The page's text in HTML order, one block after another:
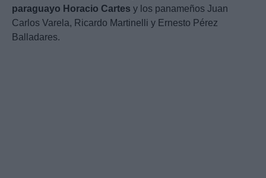
paraguayo Horacio Cartes y los panameños Juan
Carlos Varela, Ricardo Martinelli y Ernesto Pérez
Balladares.